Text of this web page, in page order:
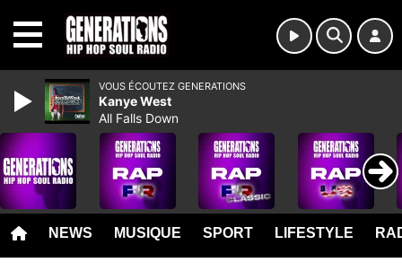
NEWS MUSIQUE SPORT LIFESTYLE
VOUS ÉCOUTEZ GENERATIONS
Kanye West
All Falls Down